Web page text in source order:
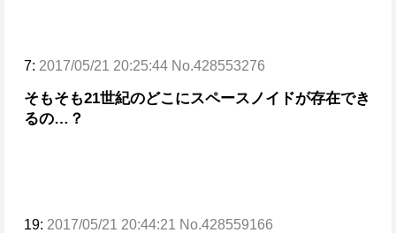
7: 2017/05/21 20:25:44 No.428553276
そもそも21世紀のどこにスペースノイドが存在でき
るの…？
19: 2017/05/21 20:44:21 No.428559166